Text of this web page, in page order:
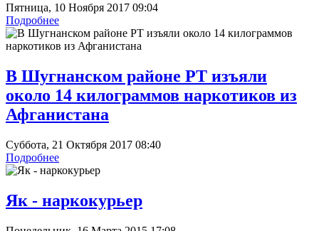
Пятница, 10 Ноября 2017 09:04
Подробнее
В Шугнанском районе РТ изъяли
около 14 килограммов наркотиков из
Афганистана
Суббота, 21 Октября 2017 08:40
Подробнее
Як - наркокурьер